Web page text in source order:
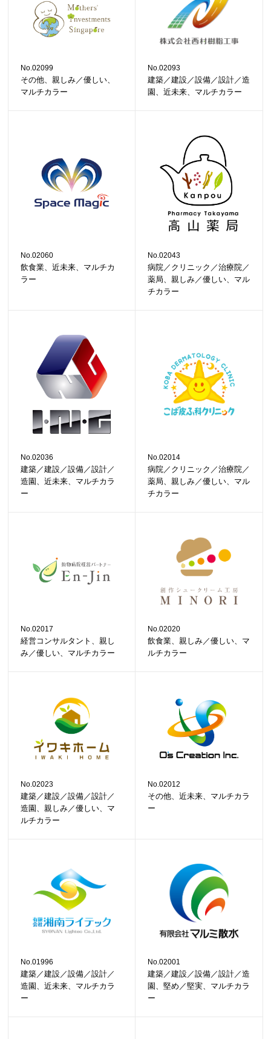
No.02099
その他、親しみ／優しい、
マルチカラー
No.02093
建築／建設／設備／設計／造
園、近未来、マルチカラー
No.02060
飲食業、近未来、マルチカ
ラー
No.02043
病院／クリニック／治療院／
薬局、親しみ／優しい、マル
チカラー
No.02036
建築／建設／設備／設計／
造園、近未来、マルチカラ
ー
No.02014
病院／クリニック／治療院／
薬局、親しみ／優しい、マル
チカラー
No.02017
経営コンサルタント、親し
み／優しい、マルチカラー
No.02020
飲食業、親しみ／優しい、マ
ルチカラー
No.02023
建築／建設／設備／設計／
造園、親しみ／優しい、マ
ルチカラー
No.02012
その他、近未来、マルチカラ
ー
No.01996
建築／建設／設備／設計／
造園、近未来、マルチカラ
ー
No.02001
建築／建設／設備／設計／造
園、堅め／堅実、マルチカラ
ー